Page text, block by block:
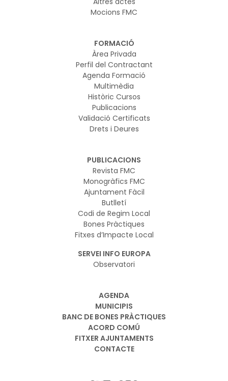
Mocions FMC
FORMACIÓ
Àrea Privada
Perfil del Contractant
Agenda Formació
Multimèdia
Històric Cursos
Publicacions
Validació Certificats
Drets i Deures
PUBLICACIONS
Revista FMC
Monogràfics FMC
Ajuntament Fàcil
Butlletí
Codi de Regim Local
Bones Pràctiques
Fitxes d’Impacte Local
SERVEI INFO EUROPA
Observatori
AGENDA
MUNICIPIS
BANC DE BONES PRÀCTIQUES
ACORD COMÚ
FITXER AJUNTAMENTS
CONTACTE